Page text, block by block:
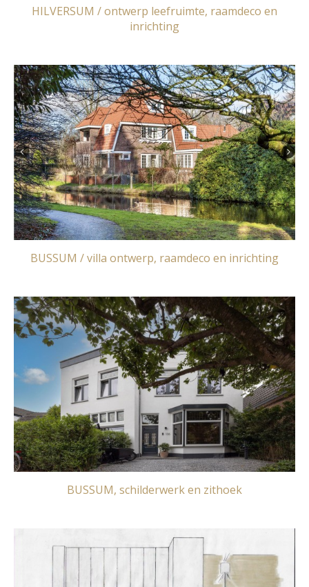
HILVERSUM / ontwerp leefruimte, raamdeco en
inrichting
BUSSUM / villa ontwerp, raamdeco en inrichting
BUSSUM, schilderwerk en zithoek